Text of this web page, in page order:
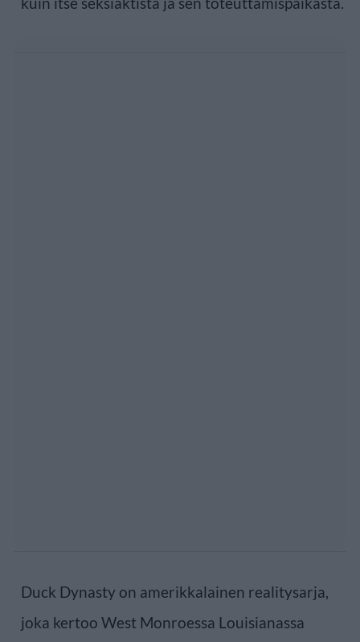
Duck Dynasty on amerikkalainen realitysarja,
joka kertoo West Monroessa Louisianassa